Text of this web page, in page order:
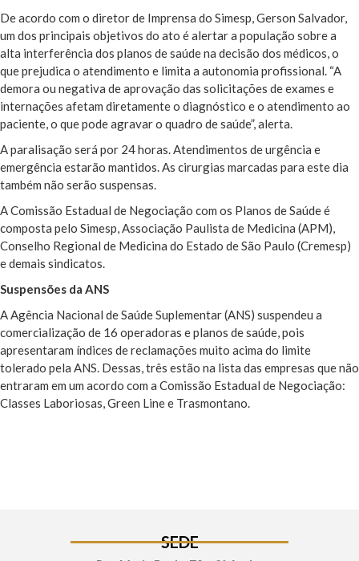
De acordo com o diretor de Imprensa do Simesp, Gerson Salvador,
um dos principais objetivos do ato é alertar a população sobre a
alta interferência dos planos de saúde na decisão dos médicos, o
que prejudica o atendimento e limita a autonomia profissional. “A
demora ou negativa de aprovação das solicitações de exames e
internações afetam diretamente o diagnóstico e o atendimento ao
paciente, o que pode agravar o quadro de saúde”, alerta.
A paralisação será por 24 horas. Atendimentos de urgência e
emergência estarão mantidos. As cirurgias marcadas para este dia
também não serão suspensas.
A Comissão Estadual de Negociação com os Planos de Saúde é
composta pelo Simesp, Associação Paulista de Medicina (APM),
Conselho Regional de Medicina do Estado de São Paulo (Cremesp)
e demais sindicatos.
Suspensões da ANS
A Agência Nacional de Saúde Suplementar (ANS) suspendeu a
comercialização de 16 operadoras e planos de saúde, pois
apresentaram índices de reclamações muito acima do limite
tolerado pela ANS. Dessas, três estão na lista das empresas que não
entraram em um acordo com a Comissão Estadual de Negociação:
Classes Laboriosas, Green Line e Trasmontano.
SEDE